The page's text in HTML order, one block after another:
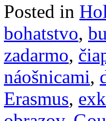
Posted in
bohatstvo,
zadarmo,
náošnicami,
Erasmus,